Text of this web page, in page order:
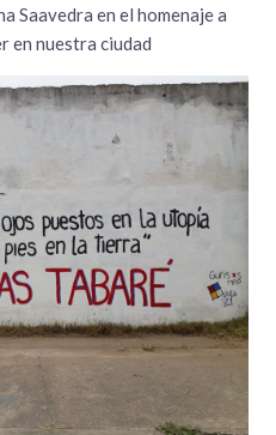
Saavedra en el homenaje a
en nuestra ciudad